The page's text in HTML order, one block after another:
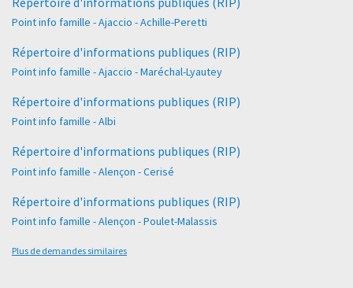
Point info famille - Ajaccio - Achille-Peretti
Répertoire d'informations publiques (RIP)
Point info famille - Ajaccio - Maréchal-Lyautey
Répertoire d'informations publiques (RIP)
Point info famille - Albi
Répertoire d'informations publiques (RIP)
Point info famille - Alençon - Cerisé
Répertoire d'informations publiques (RIP)
Point info famille - Alençon - Poulet-Malassis
Plus de demandes similaires